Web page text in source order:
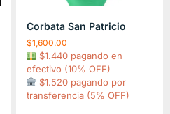
Corbata San Patricio
$1,600.00
$1.440 pagando en
efectivo (10% OFF)
$1.520 pagando por
transferencia (5% OFF)